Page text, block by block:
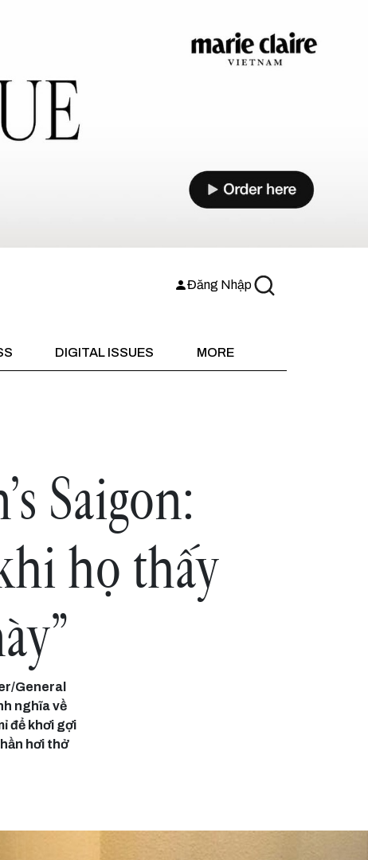
Đăng Nhập
DIGITAL ISSUES MORE
Saigon:
họ thấy
General
nghĩa về
để khơi gợi
hơi thở